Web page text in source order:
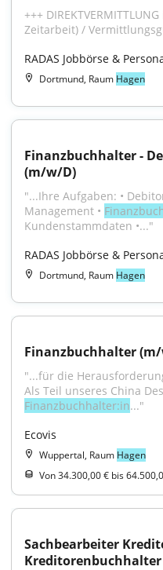
+++
Zeitarbeit) /
RADAS Jobbörse &
Dortmund, Raum Hagen
Finanzbuchhalter -
(m/w/D)
"...Ihre Aufgaben: •
Management •
Kundenstammdaten •..."
RADAS Jobbörse &
Dortmund, Raum Hagen
Finanzbuchhalter
"...für die
Finanzbuchhalter:in..."
Ecovis
Wuppertal, Raum Hagen
Von 34.300,00 € bis
Sachbearbeiter